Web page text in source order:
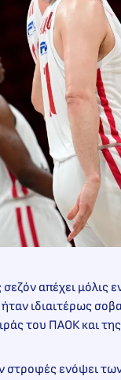
σεζόν απέχει
ιδιαιτέρως
του ΠΑΟΚ και
στροφές ενόψει